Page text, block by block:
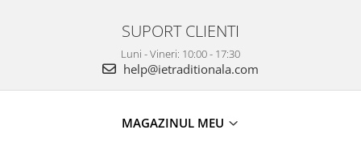
SUPORT CLIENTI
Luni - Vineri: 10:00 - 17:30
help@ietraditionala.com
MAGAZINUL MEU